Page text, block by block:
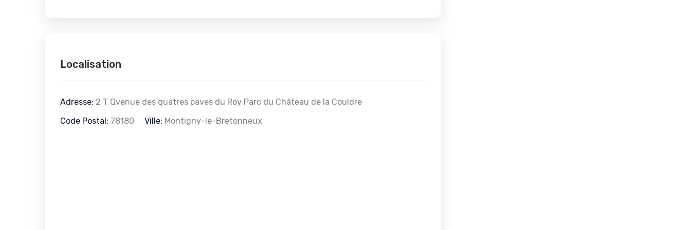
Localisation
Adresse: 2 T Qvenue des quatres paves du Roy Parc du Château de la Couldre
Code Postal: 78180 Ville: Montigny-le-Bretonneux